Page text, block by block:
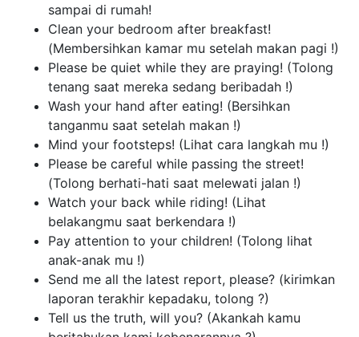
sampai di rumah!
Clean your bedroom after breakfast!
(Membersihkan kamar mu setelah makan pagi !)
Please be quiet while they are praying! (Tolong
tenang saat mereka sedang beribadah !)
Wash your hand after eating! (Bersihkan
tanganmu saat setelah makan !)
Mind your footsteps! (Lihat cara langkah mu !)
Please be careful while passing the street!
(Tolong berhati-hati saat melewati jalan !)
Watch your back while riding! (Lihat
belakangmu saat berkendara !)
Pay attention to your children! (Tolong lihat
anak-anak mu !)
Send me all the latest report, please? (kirimkan
laporan terakhir kepadaku, tolong ?)
Tell us the truth, will you? (Akankah kamu